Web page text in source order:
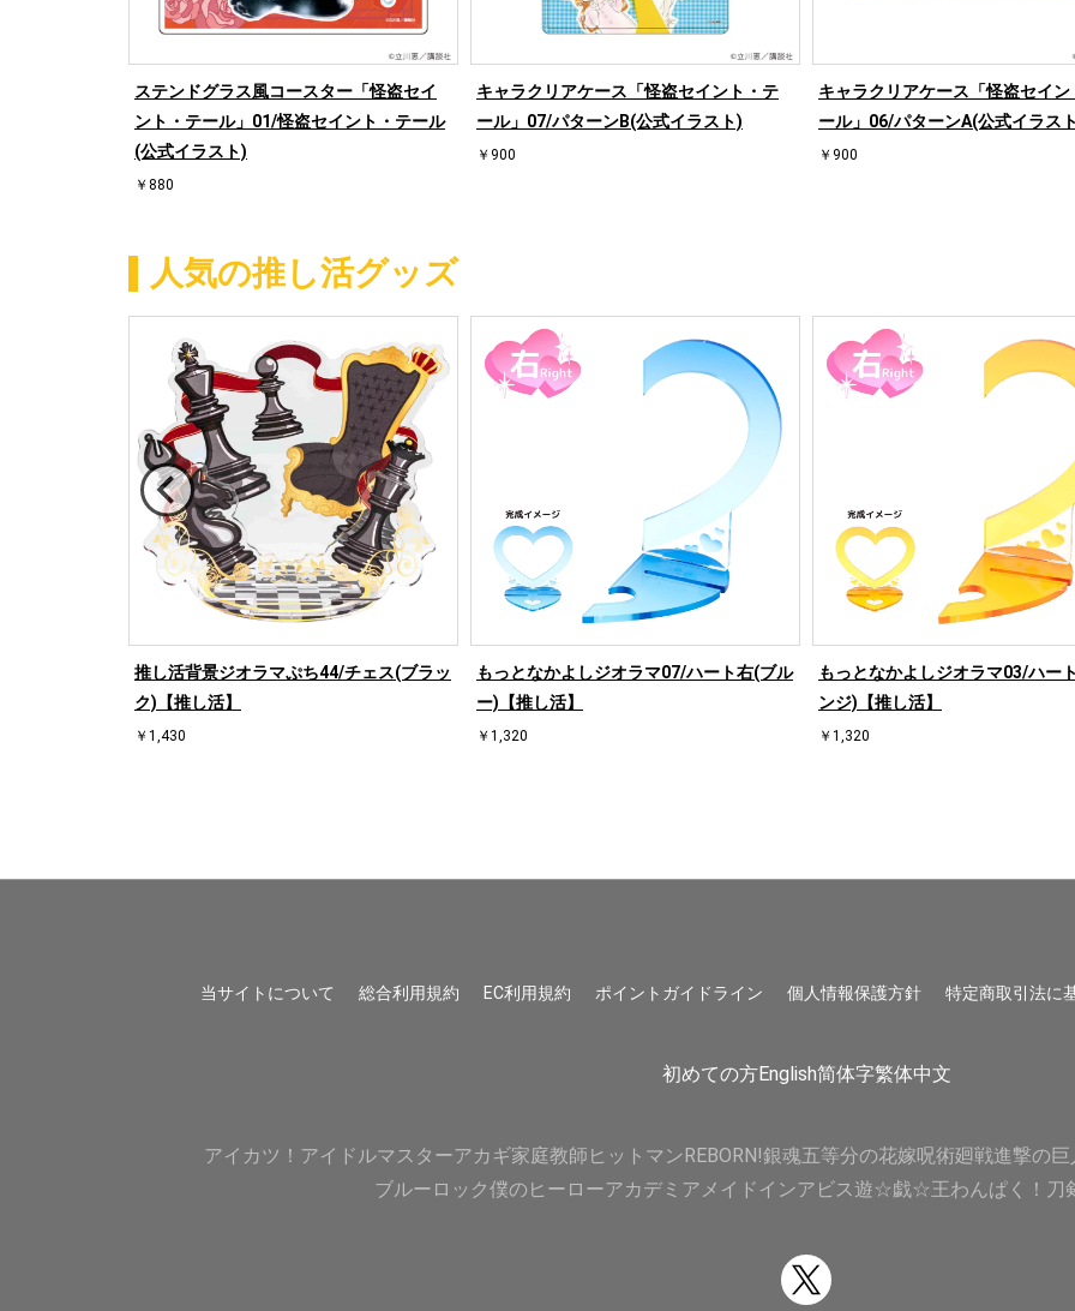
ステンドグラス風コースター「怪盗セイ
ント・テール」01/怪盗セイント・テール
(公式イラスト)
￥880
キャラクリアケース「怪盗セイント・テ
ール」07/パターンB(公式イラスト)
￥900
キャラクリアケース「怪盗セイン
ール」06/パターンA(公式イラス
￥900
人気の推し活グッズ
推し活背景ジオラマぷち44/チェス(ブラッ
ク)【推し活】
￥1,430
もっとなかよしジオラマ07/ハート右(ブル
ー)【推し活】
￥1,320
もっとなかよしジオラマ03/ハー
ンジ)【推し活】
￥1,320
当サイトについて 総合利用規約 EC利用規約 ポイントガイドライン 個人情報保護方針 特定商取引法に
初めての方English简体字繁体中文
アイカツ！ アイドルマスターアカギ家庭教師ヒットマンREBORN!銀魂五等分の花嫁呪術廻戦進撃の巨
ブルーロック僕のヒーローアカデミア メイドインアビス遊☆戯☆王わんぱく！刀